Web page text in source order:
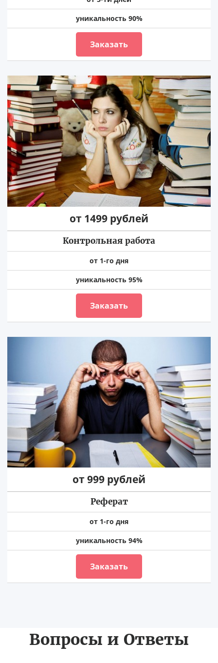
уникальность 90%
Заказать
от 1499 рублей
Контрольная работа
от 1-го дня
уникальность 95%
Заказать
от 999 рублей
Реферат
от 1-го дня
уникальность 94%
Заказать
Вопросы и Ответы